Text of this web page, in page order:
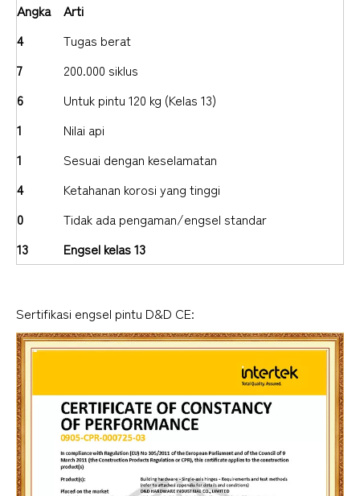
Angka
Arti
4
Tugas berat
7
200.000 siklus
6
Untuk pintu 120 kg (Kelas 13)
1
Nilai api
1
Sesuai dengan keselamatan
4
Ketahanan korosi yang tinggi
0
Tidak ada pengaman/engsel standar
13
Engsel kelas 13
Sertifikasi engsel pintu D&D CE: